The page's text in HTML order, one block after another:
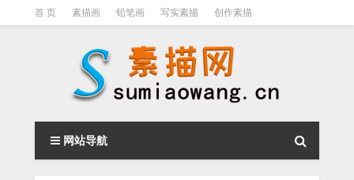
首 页 素描画 铅笔画 写实素描 创作素描
素描视频教程
网站导航